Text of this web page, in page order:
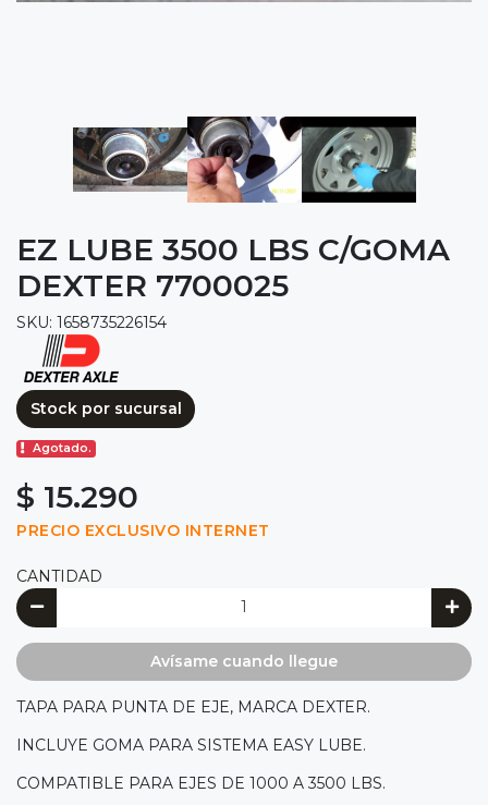
EZ LUBE 3500 LBS C/GOMA
DEXTER 7700025
SKU: 1658735226154
Stock por sucursal
Agotado.
$ 15.290
PRECIO EXCLUSIVO INTERNET
CANTIDAD
Avísame cuando llegue
TAPA PARA PUNTA DE EJE, MARCA DEXTER.
INCLUYE GOMA PARA SISTEMA EASY LUBE.
COMPATIBLE PARA EJES DE 1000 A 3500 LBS.